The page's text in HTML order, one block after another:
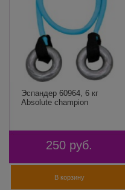
Эспандер 60964, 6 кг
Absolute champion
250 руб.
В корзину